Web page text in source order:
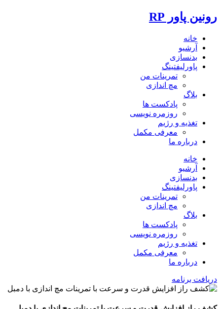
رونین پاور RP
خانه
آرشیو
بدنسازی
پاورلیفتینگ
تمرینات من
مچ اندازی
بلاگ
پادکست ها
روزمره نویسی
تغذیه و رژیم
معرفی مکمل
درباره ما
خانه
آرشیو
بدنسازی
پاورلیفتینگ
تمرینات من
مچ اندازی
بلاگ
پادکست ها
روزمره نویسی
تغذیه و رژیم
معرفی مکمل
درباره ما
دریافت برنامه